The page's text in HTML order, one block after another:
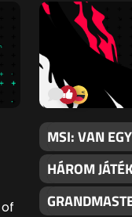
MSI: VAN
HÁROM